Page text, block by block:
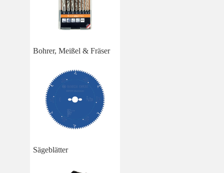
Bohrer, Meißel & Fräser
Sägeblätter